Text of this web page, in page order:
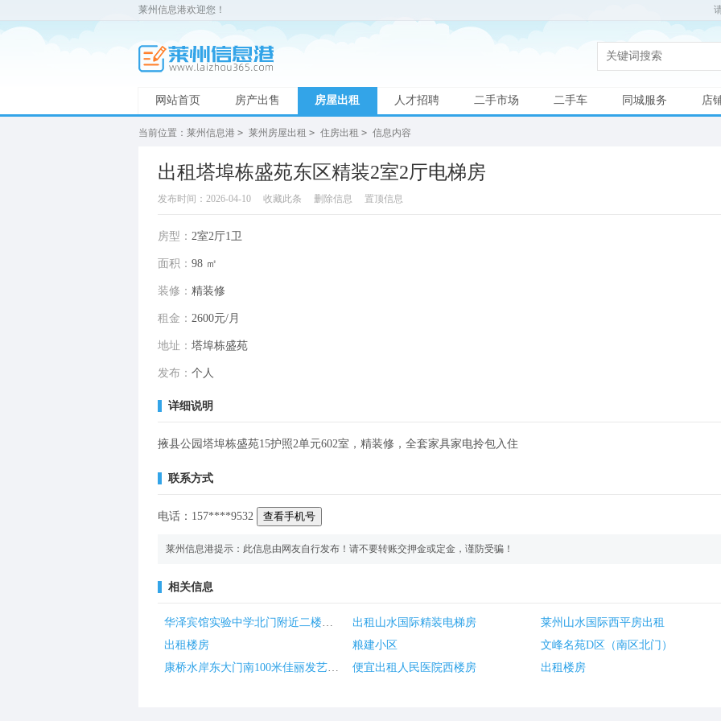
莱州信息港欢迎您！
网站首页 房产出售 房屋出租 人才招聘 二手市场 二手车 同城服务 店
当前位置： 莱州信息港 > 莱州房屋出租 > 住房出租 > 信息内容
出租塔埠栋盛苑东区精装2室2厅电梯房
发布时间：2026-04-10 收藏此条 删除信息 置顶信息
房型： 2室2厅1卫
面积： 98 ㎡
装修： 精装修
租金： 2600元/月
地址： 塔埠栋盛苑
发布： 个人
详细说明
掖县公园塔埠栋盛苑15护照2单元602室，精装修，全套家具家电拎包入住
联系方式
电话： 157****9532 查看手机号
莱州信息港提示：此信息由网友自行发布！请不要转账交押金或定金，谨防受骗！
相关信息
华泽宾馆实验中学北门附近二楼出租 出租山水国际精装电梯房
莱州山水国际西平房出租
出租楼房
粮建小区
文峰名苑D区（南区北门）
康桥水岸东大门南100米佳丽发艺楼上
便宜出租人民医院西楼房 出租楼房